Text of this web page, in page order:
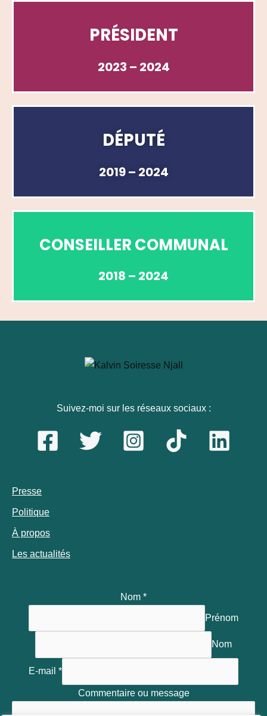
PRÉSIDENT
2023 – 2024
DÉPUTÉ
2019 – 2024
CONSEILLER COMMUNAL
2018 – 2024
Suivez-moi sur les réseaux sociaux :
Presse
Politique
À propos
Les actualités
Nom *
Prénom
Nom
E-mail *
Commentaire ou message